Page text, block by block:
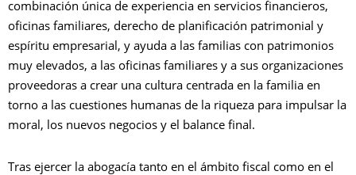
combinación única de experiencia en servicios financieros,
oficinas familiares, derecho de planificación patrimonial y
espíritu empresarial, y ayuda a las familias con patrimonios
muy elevados, a las oficinas familiares y a sus organizaciones
proveedoras a crear una cultura centrada en la familia en
torno a las cuestiones humanas de la riqueza para impulsar la
moral, los nuevos negocios y el balance final.
Tras ejercer la abogacía tanto en el ámbito fiscal como en el